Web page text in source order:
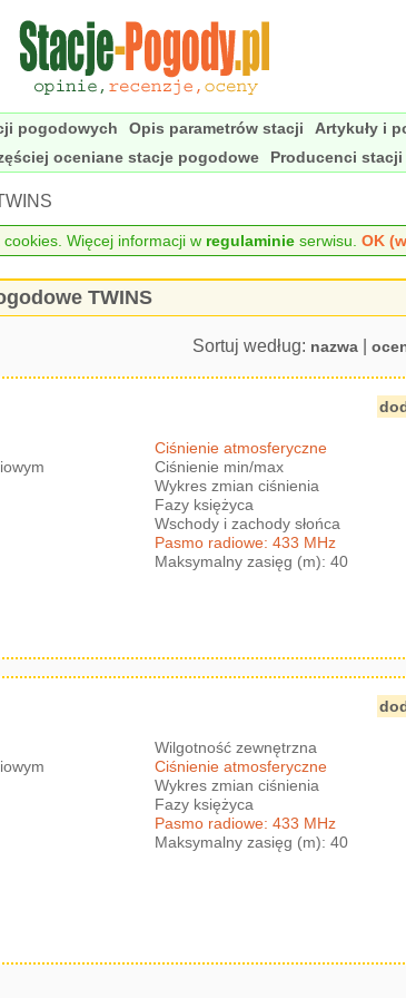
pogodowych Opis parametrów stacji Artykuły i
oceniane stacje pogodowe Producenci
Więcej informacji w regulaminieserwisu. OK
TWINS
Sortuj według: nazwa|
Ciśnienie atmosferyczne
Ciśnienie min/max
Wykres zmian ciśnienia
Fazy księżyca
Wschody i zachody słońca
Pasmo radiowe: 433 MHz
Maksymalny zasięg (m): 40
Wilgotność zewnętrzna
Ciśnienie atmosferyczne
Wykres zmian ciśnienia
Fazy księżyca
Pasmo radiowe: 433 MHz
Maksymalny zasięg (m): 40